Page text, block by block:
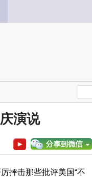
演说
抨击那些批评美国“不